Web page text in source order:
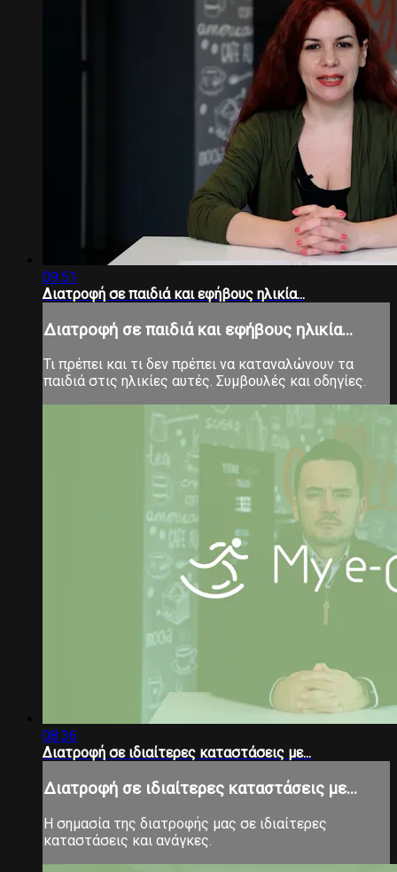
09:51
Διατροφή σε παιδιά και εφήβους ηλικία...
Διατροφή σε παιδιά και εφήβους ηλικία...
Τι πρέπει και τι δεν πρέπει να καταναλώνουν τα
παιδιά στις ηλικίες αυτές. Συμβουλές και οδηγίες.
08:36
Διατροφή σε ιδιαίτερες καταστάσεις με...
Διατροφή σε ιδιαίτερες καταστάσεις με...
Η σημασία της διατροφής μας σε ιδιαίτερες
καταστάσεις και ανάγκες.